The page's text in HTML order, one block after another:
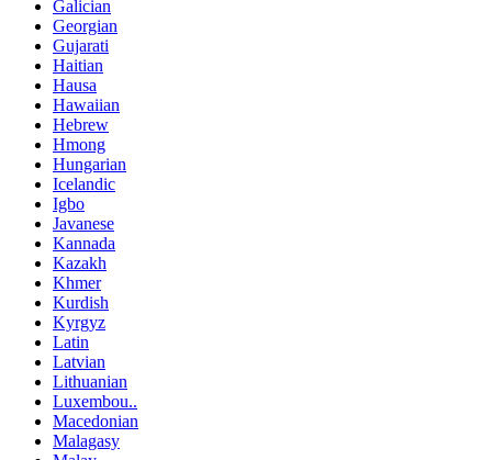
Galician
Georgian
Gujarati
Haitian
Hausa
Hawaiian
Hebrew
Hmong
Hungarian
Icelandic
Igbo
Javanese
Kannada
Kazakh
Khmer
Kurdish
Kyrgyz
Latin
Latvian
Lithuanian
Luxembou..
Macedonian
Malagasy